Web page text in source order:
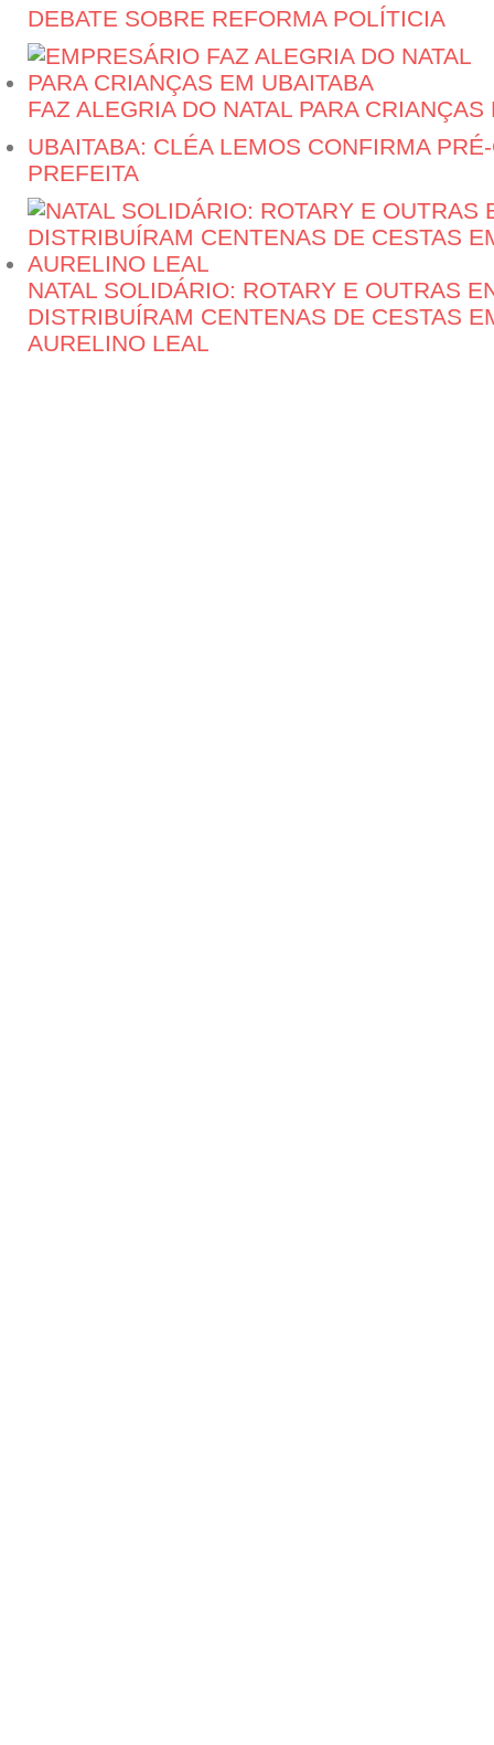
DEBATE SOBRE REFORMA POLÍTICIA
FAZ ALEGRIA DO NATAL PARA
UBAITABA: CLÉA LEMOS CONFIRMA
PREFEITA
NATAL SOLIDÁRIO: ROTARY E OUTRAS
DISTRIBUÍRAM CENTENAS DE CESTAS
AURELINO LEAL